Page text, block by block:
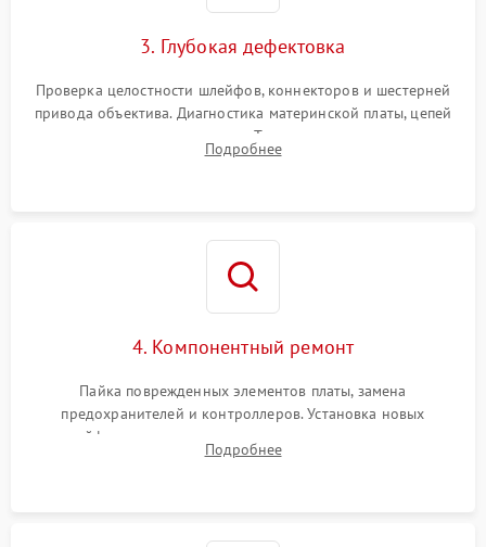
3. Глубокая дефектовка
Проверка целостности шлейфов, коннекторов и шестерней
привода объектива. Диагностика материнской платы, цепей
питания и картоприемника. Тестирование механизма
затвора и блока внутрикамерной стабилизации.
Подробнее
4. Компонентный ремонт
Пайка поврежденных элементов платы, замена
предохранителей и контроллеров. Установка новых
шлейфов, дисплея, механизма затвора или двигателя
автофокуса. Восстановление геометрии тубуса объектива
Подробнее